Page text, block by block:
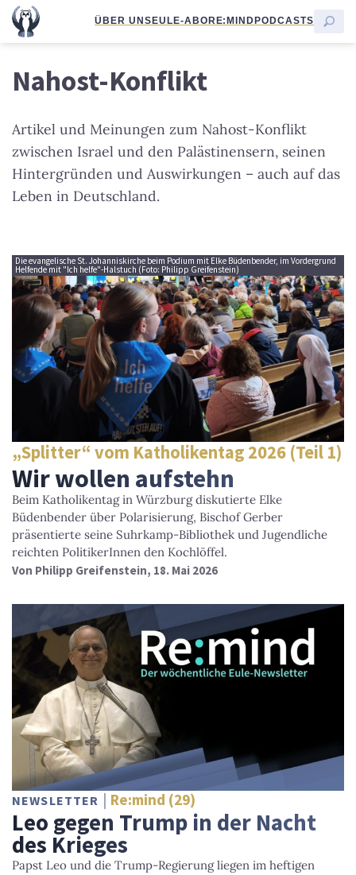
ÜBER UNSEULE-ABORE:MINDPODCASTS
Nahost-Konflikt
Artikel und Meinungen zum Nahost-Konflikt
zwischen Israel und den Palästinensern, seinen
Hintergründen und Auswirkungen – auch auf das
Leben in Deutschland.
Die evangelische St. Johanniskirche beim Podium mit Elke Büdenbender, im Vordergrund
Helfende mit "Ich helfe"-Halstuch (Foto: Philipp Greifenstein)
„Splitter“ vom Katholikentag 2026 (Teil 1)
Wir wollen aufstehn
Beim Katholikentag in Würzburg diskutierte Elke
Büdenbender über Polarisierung, Bischof Gerber
präsentierte seine Suhrkamp-Bibliothek und Jugendliche
reichten PolitikerInnen den Kochlöffel.
Von Philipp Greifenstein, 18. Mai 2026
NEWSLETTER Re:mind (29)
Leo gegen Trump in der Nacht
des Krieges
Papst Leo und die Trump-Regierung liegen im heftigen